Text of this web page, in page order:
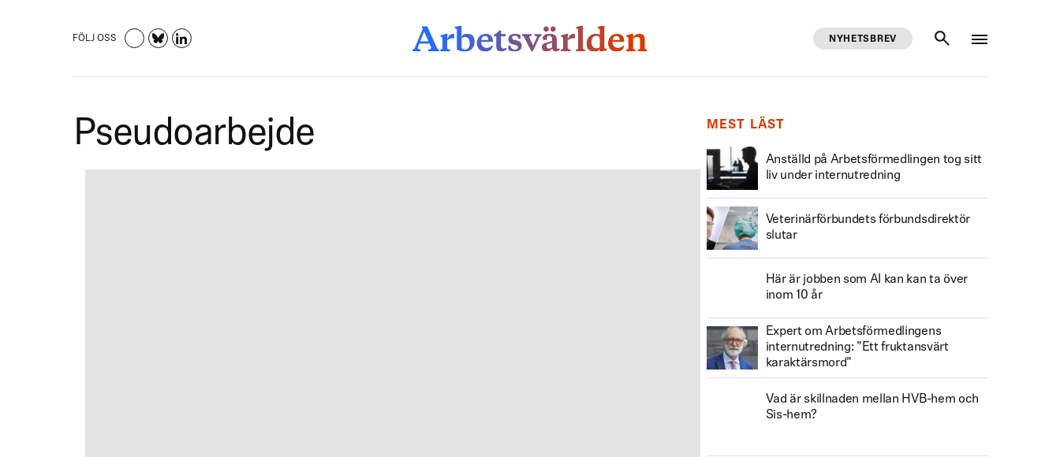
FÖLJ OSS NYHETSBREV
Pseudoarbejde MEST LÄST
Anställd på Arbetsförmedlingen tog sitt
liv under internutredning
Veterinärförbundets förbundsdirektör
slutar
Här är jobben som AI kan kan ta över
inom 10 år
Expert om Arbetsförmedlingens
internutredning: ”Ett fruktansvärt
karaktärsmord”
Vad är skillnaden mellan HVB-hem och
Sis-hem?